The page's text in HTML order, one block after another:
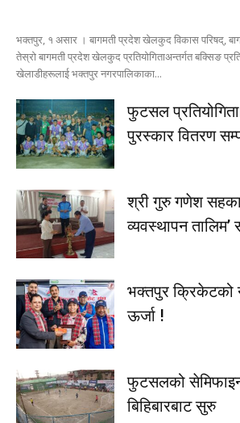
भक्तपुर, १ असार । बागमती प्रदेश खेलकुद विकास परिषद्,
तेस्रो बागमती प्रदेश खेलकुद प्रतियोगिताअन्तर्गत बक्सिङ
खेलाडीहरूलाई भक्तपुर नगरपालिकाका...
फुटसल
पुरस्कार वितरण
श्री गुरु गणेश
व्यवस्थापन तालिम’
भक्तपुर क्रिकेटको
ऊर्जा !
फुटसलको
बिहिबारबाट सुरु